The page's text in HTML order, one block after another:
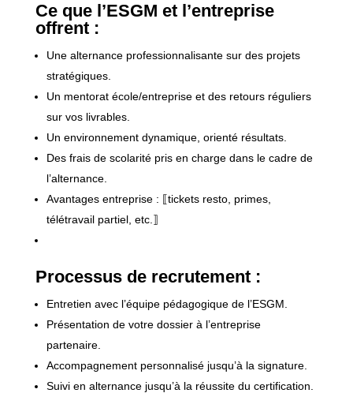
Ce que l’ESGM et l’entreprise
offrent :
Une alternance professionnalisante sur des projets
stratégiques.
Un mentorat école/entreprise et des retours réguliers
sur vos livrables.
Un environnement dynamique, orienté résultats.
Des frais de scolarité pris en charge dans le cadre de
l’alternance.
Avantages entreprise : ⟦tickets resto, primes,
télétravail partiel, etc.⟧
Processus de recrutement :
Entretien avec l’équipe pédagogique de l’ESGM.
Présentation de votre dossier à l’entreprise
partenaire.
Accompagnement personnalisé jusqu’à la signature.
Suivi en alternance jusqu’à la réussite du certification.